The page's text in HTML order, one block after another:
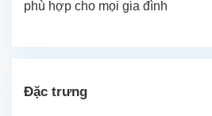
phù hợp cho mọi gia đình
Đặc trưng